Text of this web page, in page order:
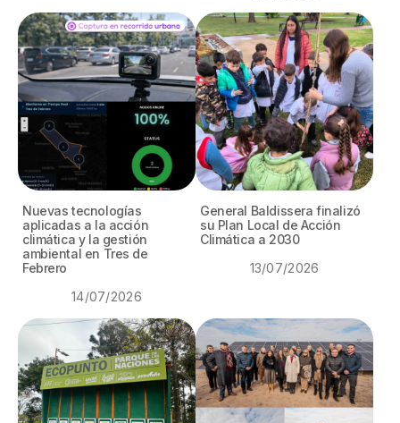
Nuevas tecnologías
aplicadas a la acción
climática y la gestión
ambiental en Tres de
Febrero
14/07/2026
General Baldissera finalizó
su Plan Local de Acción
Climática a 2030
13/07/2026